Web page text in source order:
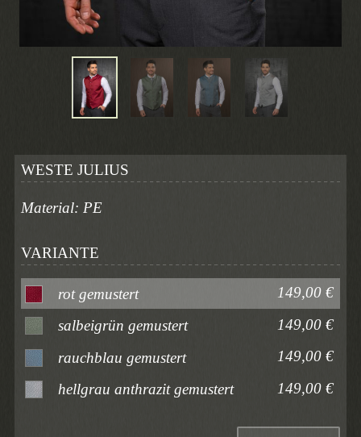
WESTE JULIUS
Material: PE
VARIANTE
rot gemustert
149,00 €
salbeigrün gemustert
149,00 €
rauchblau gemustert
149,00 €
hellgrau anthrazit gemustert
149,00 €